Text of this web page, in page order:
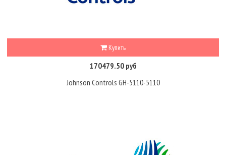
Купить
170479.50 руб
Johnson Controls GH-5110-5110